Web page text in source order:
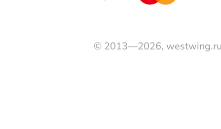
© 2013—2026,